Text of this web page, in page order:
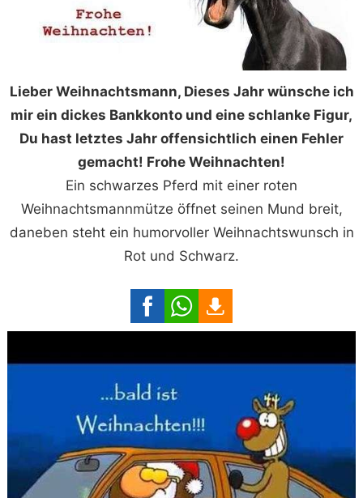
Lieber Weihnachtsmann, Dieses Jahr wünsche ich
mir ein dickes Bankkonto und eine schlanke Figur,
Du hast letztes Jahr offensichtlich einen Fehler
gemacht! Frohe Weihnachten!
Ein schwarzes Pferd mit einer roten
Weihnachtsmannmütze öffnet seinen Mund breit,
daneben steht ein humorvoller Weihnachtswunsch in
Rot und Schwarz.